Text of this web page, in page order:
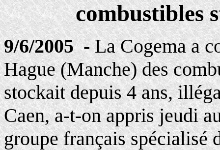
combustibles
9/6/2005 -La Cogema a
Hague (Manche) des
stockait depuis 4 ans,
Caen, a-t-on appris jeudi
groupe français spécialisé